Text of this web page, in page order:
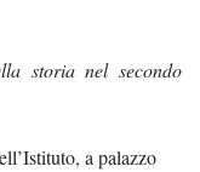
storia nel secondo
a palazzo